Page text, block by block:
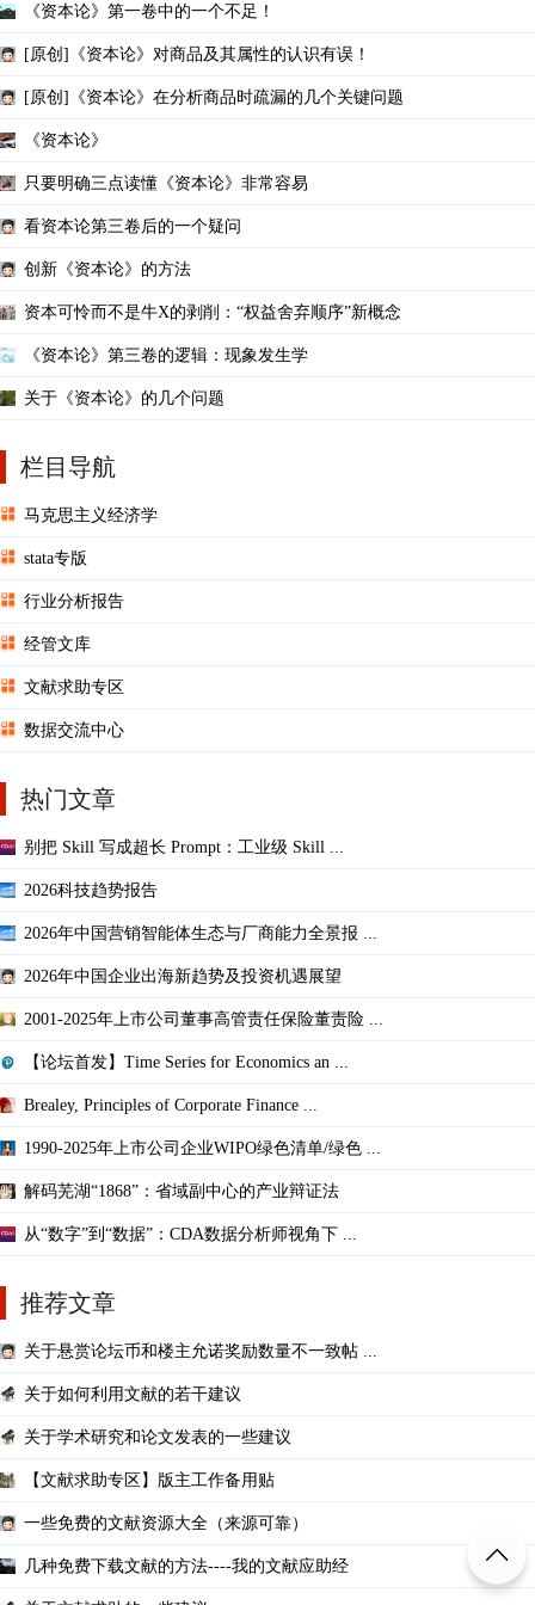
《资本论》第一卷中的一个不足！
[原创]《资本论》对商品及其属性的认识有误！
[原创]《资本论》在分析商品时疏漏的几个关键问题
《资本论》
只要明确三点读懂《资本论》非常容易
看资本论第三卷后的一个疑问
创新《资本论》的方法
资本可怜而不是牛X的剥削：“权益舍弃顺序”新概念
《资本论》第三卷的逻辑：现象发生学
关于《资本论》的几个问题
栏目导航
马克思主义经济学
stata专版
行业分析报告
经管文库
文献求助专区
数据交流中心
热门文章
别把 Skill 写成超长 Prompt：工业级 Skill ...
2026科技趋势报告
2026年中国营销智能体生态与厂商能力全景报 ...
2026年中国企业出海新趋势及投资机遇展望
2001-2025年上市公司董事高管责任保险董责险 ...
【论坛首发】Time Series for Economics an ...
Brealey, Principles of Corporate Finance ...
1990-2025年上市公司企业WIPO绿色清单/绿色 ...
解码芜湖“1868”：省域副中心的产业辩证法
从“数字”到“数据”：CDA数据分析师视角下 ...
推荐文章
关于悬赏论坛币和楼主允诺奖励数量不一致帖 ...
关于如何利用文献的若干建议
关于学术研究和论文发表的一些建议
【文献求助专区】版主工作备用贴
一些免费的文献资源大全（来源可靠）
几种免费下载文献的方法----我的文献应助经